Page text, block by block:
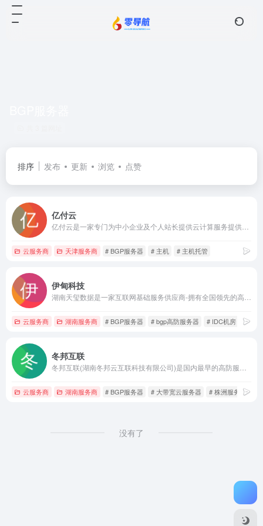
排序 发布 更新 浏览 点赞
亿付云
云服务商 天津服务商 # BGP服务器 # 主机 # 主机托管
伊甸科技
云服务商 湖南服务商 # BGP服务器 # bgp高防服务器 # IDC机房
冬邦互联
云服务商 湖南服务商 # BGP服务器 # 大带宽云服务器 # 株洲服务器租用
没有了